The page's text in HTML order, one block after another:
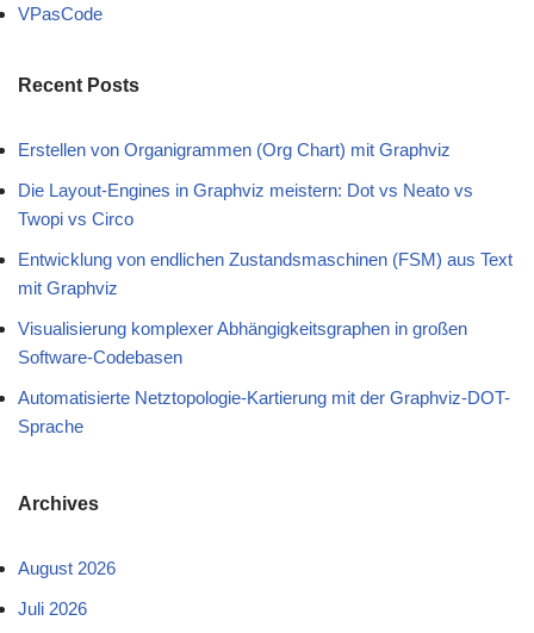
VPasCode
Recent Posts
Erstellen von Organigrammen (Org Chart) mit Graphviz
Die Layout-Engines in Graphviz meistern: Dot vs Neato vs
Twopi vs Circo
Entwicklung von endlichen Zustandsmaschinen (FSM) aus Text
mit Graphviz
Visualisierung komplexer Abhängigkeitsgraphen in großen
Software-Codebasen
Automatisierte Netztopologie-Kartierung mit der Graphviz-DOT-
Sprache
Archives
August 2026
Juli 2026